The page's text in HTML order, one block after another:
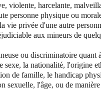
violente, harcelante,
personne physique ou
vie privée d'une autre
aux mineurs de
ou discriminatoire quant
sexe, la nationalité, l'origine
de famille, le handicap
sexuelle, l'âge, ou de